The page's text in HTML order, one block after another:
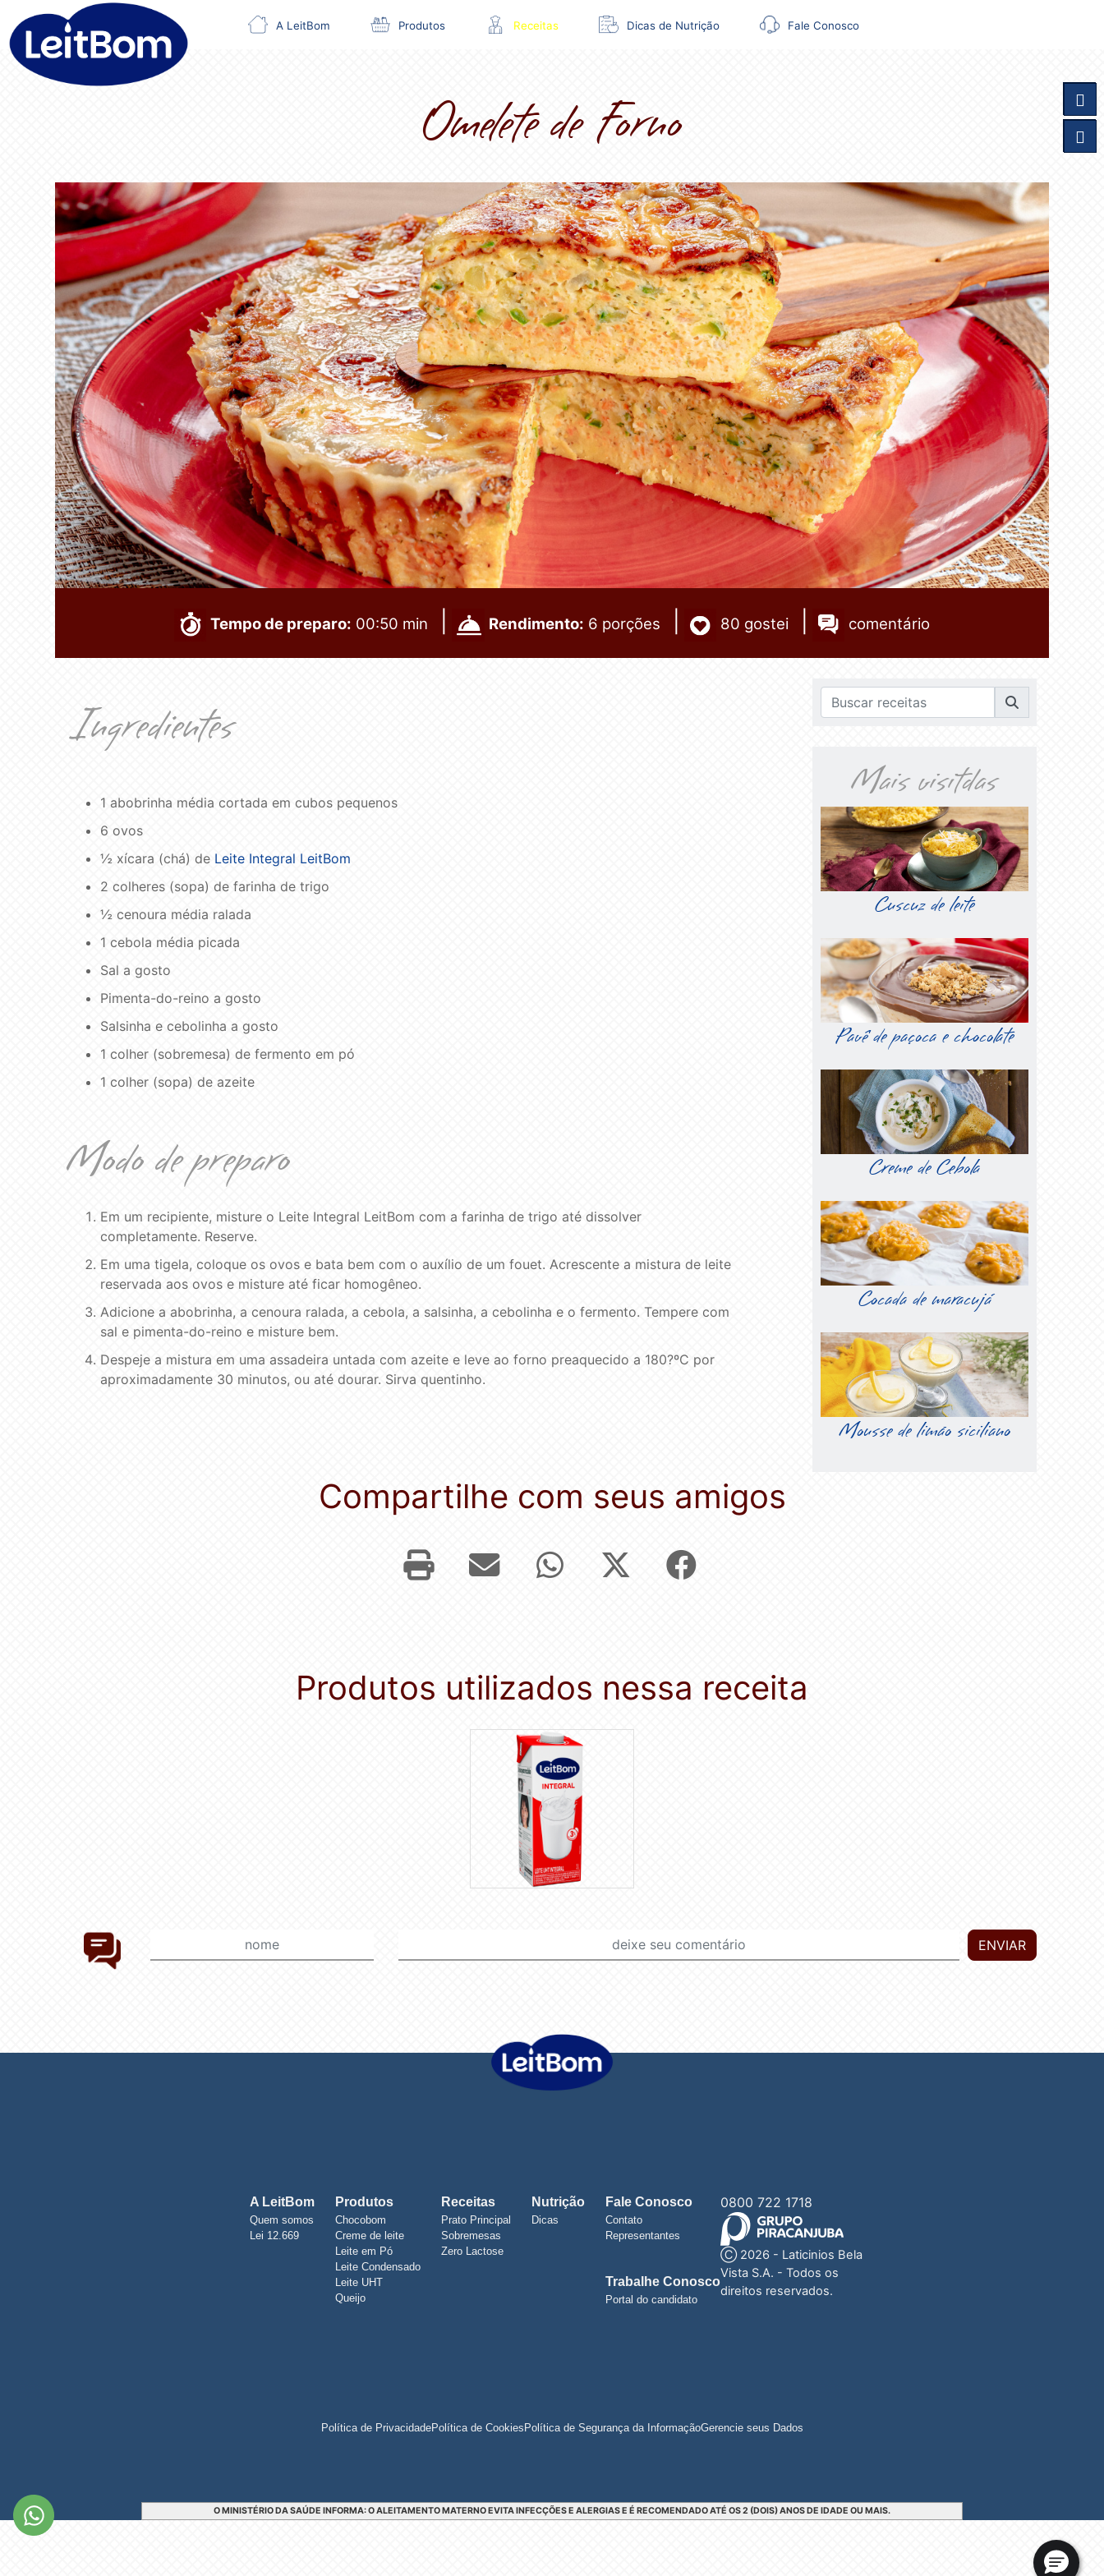
A LeitBom Produtos Receitas Dicas de Nutrição Fale Conosco
Omelete de Forno
Tempo de preparo: 00:50 min Rendimento: 6 porções 80 gostei comentário
Ingredientes
1 abobrinha média cortada em cubos pequenos
6 ovos
½ xícara (chá) de Leite Integral LeitBom
2 colheres (sopa) de farinha de trigo
½ cenoura média ralada
1 cebola média picada
Sal a gosto
Pimenta-do-reino a gosto
Salsinha e cebolinha a gosto
1 colher (sobremesa) de fermento em pó
1 colher (sopa) de azeite
Modo de preparo
Em um recipiente, misture o Leite Integral LeitBom com a farinha de trigo até dissolver
completamente. Reserve.
Em uma tigela, coloque os ovos e bata bem com o auxílio de um fouet. Acrescente a mistura de leite
reservada aos ovos e misture até ficar homogêneo.
Adicione a abobrinha, a cenoura ralada, a cebola, a salsinha, a cebolinha e o fermento. Tempere com
sal e pimenta-do-reino e misture bem.
Despeje a mistura em uma assadeira untada com azeite e leve ao forno preaquecido a 180?ºC por
aproximadamente 30 minutos, ou até dourar. Sirva quentinho.
Mais visitdas
Cuscuz de leite
Pavê de paçoca e chocolate
Creme de Cebola
Cocada de maracujá
Mousse de limão siciliano
Compartilhe com seus amigos
Produtos utilizados nessa receita
ENVIAR
A LeitBom
Quem somos
Lei 12.669
Produtos
Chocobom
Creme de leite
Leite em Pó
Leite Condensado
Leite UHT
Queijo
Receitas
Prato Principal
Sobremesas
Zero Lactose
Nutrição
Dicas
Fale Conosco
Contato
Representantes
Trabalhe Conosco
Portal do candidato
0800 722 1718
Ⓒ 2026 - Laticinios Bela
Vista S.A. - Todos os
direitos reservados.
Política de PrivacidadePolítica de CookiesPolítica de Segurança da InformaçãoGerencie seus Dados
O MINISTÉRIO DA SAÚDE INFORMA: O ALEITAMENTO MATERNO EVITA INFECÇÕES E ALERGIAS E É RECOMENDADO ATÉ OS 2 (DOIS) ANOS DE IDADE OU MAIS.